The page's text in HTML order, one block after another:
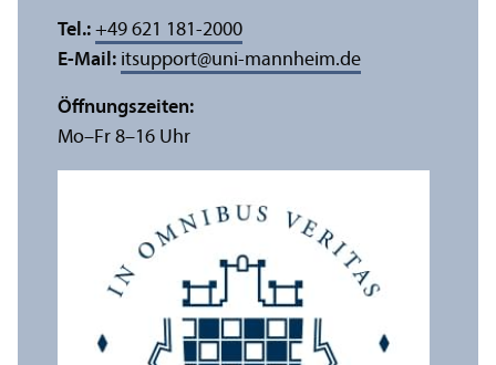
Tel.: +49 621 181-2000
E-Mail: itsupport@uni-mannheim.de
Öffnungs­zeiten:
Mo–Fr 8–16 Uhr